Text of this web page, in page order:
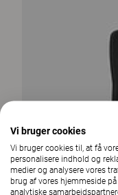
Vi bruger cookies
Vi bruger cookies til, at få
personalisere indhold og
medier og analysere vores
brug af vores hjemmeside
analytiske